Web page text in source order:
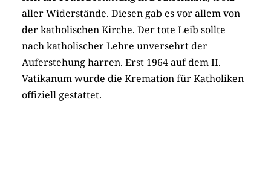
aller Widerstände. Diesen gab es vor allem von
der katholischen Kirche. Der tote Leib sollte
nach katholischer Lehre unversehrt der
Auferstehung harren. Erst 1964 auf dem II.
Vatikanum wurde die Kremation für Katholiken
offiziell gestattet.